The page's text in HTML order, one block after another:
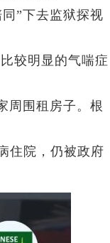
”下去监狱探视
较明显的气喘症
周围租房子。根
住院，仍被政府